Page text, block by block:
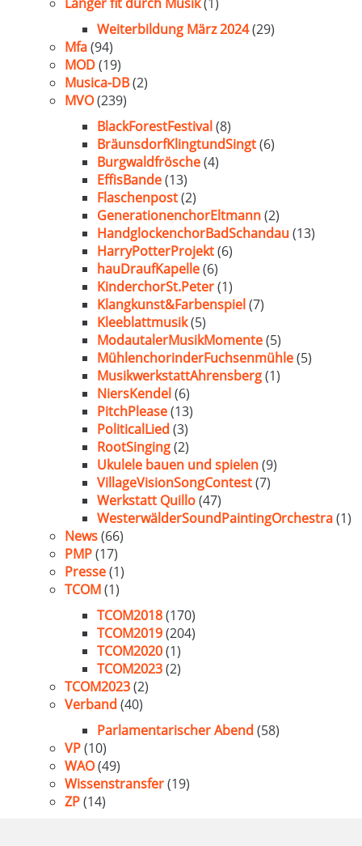
Weiterbildung März 2024(29)
Mfa(94)
MOD(19)
Musica-DB(2)
MVO(239)
BlackForestFestival(8)
BräunsdorfKlingtundSingt(6)
Burgwaldfrösche(4)
EffisBande(13)
Flaschenpost(2)
GenerationenchorEltmann(2)
HandglockenchorBadSchandau(13)
HarryPotterProjekt(6)
hauDraufKapelle(6)
KinderchorSt.Peter(1)
Klangkunst&Farbenspiel(7)
Kleeblattmusik(5)
ModautalerMusikMomente(5)
MühlenchorinderFuchsenmühle(5)
MusikwerkstattAhrensberg(1)
NiersKendel(6)
PitchPlease(13)
PoliticalLied (3)
RootSinging(2)
Ukulele bauen und spielen(9)
VillageVisionSongContest(7)
Werkstatt Quillo(47)
WesterwälderSoundPaintingOrchestra(1)
News(66)
PMP(17)
Presse(1)
TCOM(1)
TCOM2018(170)
TCOM2019(204)
TCOM2020(1)
TCOM2023(2)
TCOM2023(2)
Verband (40)
Parlamentarischer Abend (58)
VP(10)
WAO(49)
Wissenstransfer(19)
ZP(14)